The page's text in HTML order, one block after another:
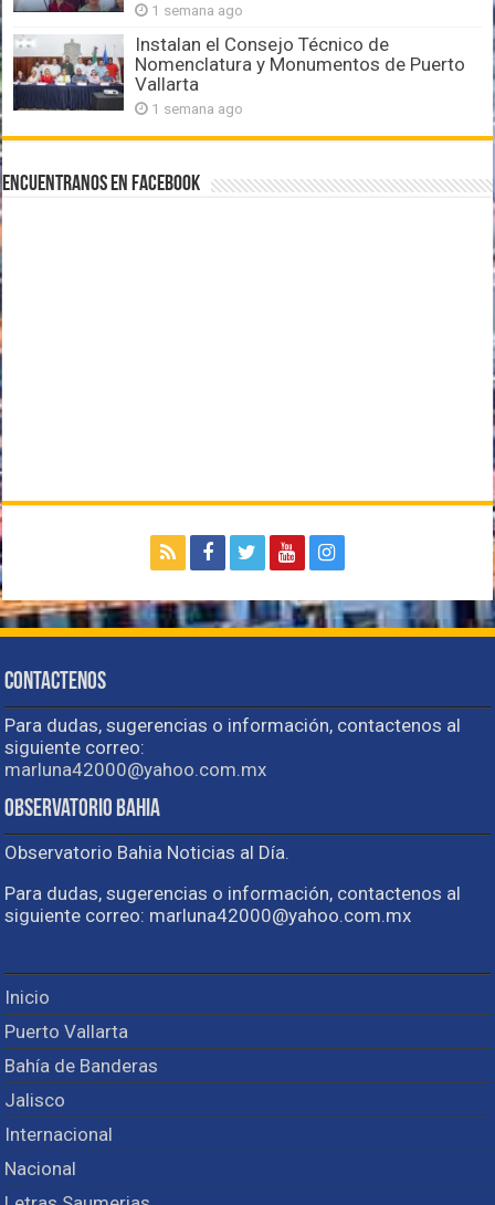
1 semana ago
Instalan el Consejo Técnico de
Nomenclatura y Monumentos de Puerto
Vallarta
1 semana ago
Encuentranos en Facebook
Contactenos
Para dudas, sugerencias o información, contactenos al
siguiente correo:
marluna42000@yahoo.com.mx
Observatorio Bahia
Observatorio Bahia Noticias al Día.
Para dudas, sugerencias o información, contactenos al
siguiente correo: marluna42000@yahoo.com.mx
Inicio
Puerto Vallarta
Bahía de Banderas
Jalisco
Internacional
Nacional